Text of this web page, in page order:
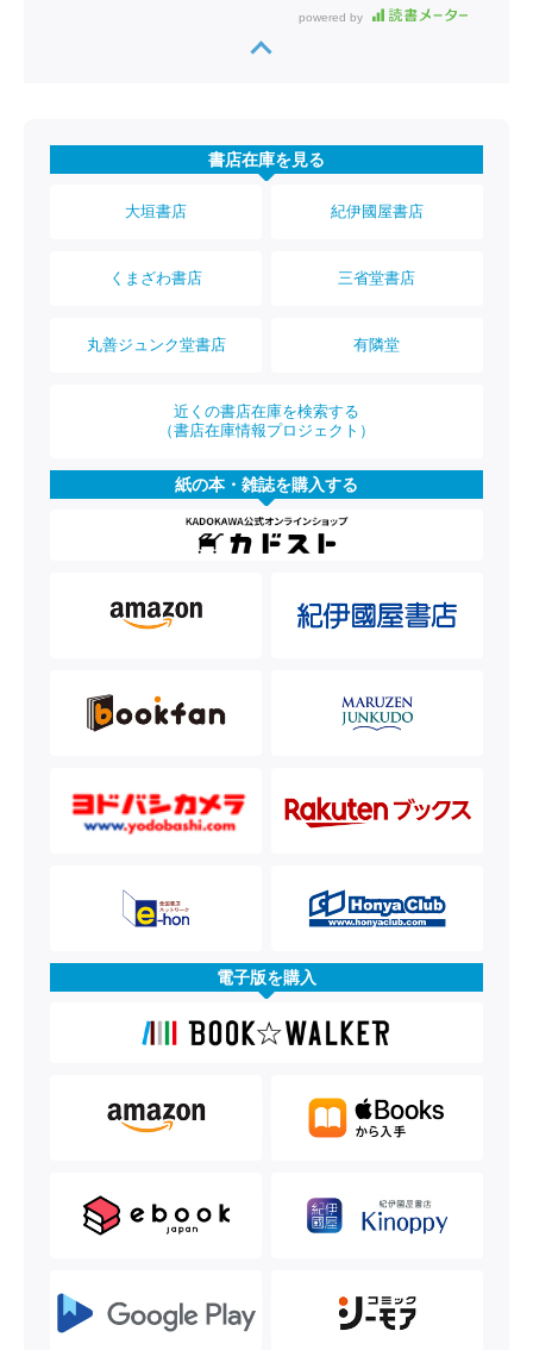
powered by
書店在庫を見る
大垣書店 紀伊國屋書店
くまざわ書店 三省堂書店
丸善ジュンク堂書店 有隣堂
近くの書店在庫を検索する
（書店在庫情報プロジェクト）
紙の本・雑誌を購入する
電子版を購入